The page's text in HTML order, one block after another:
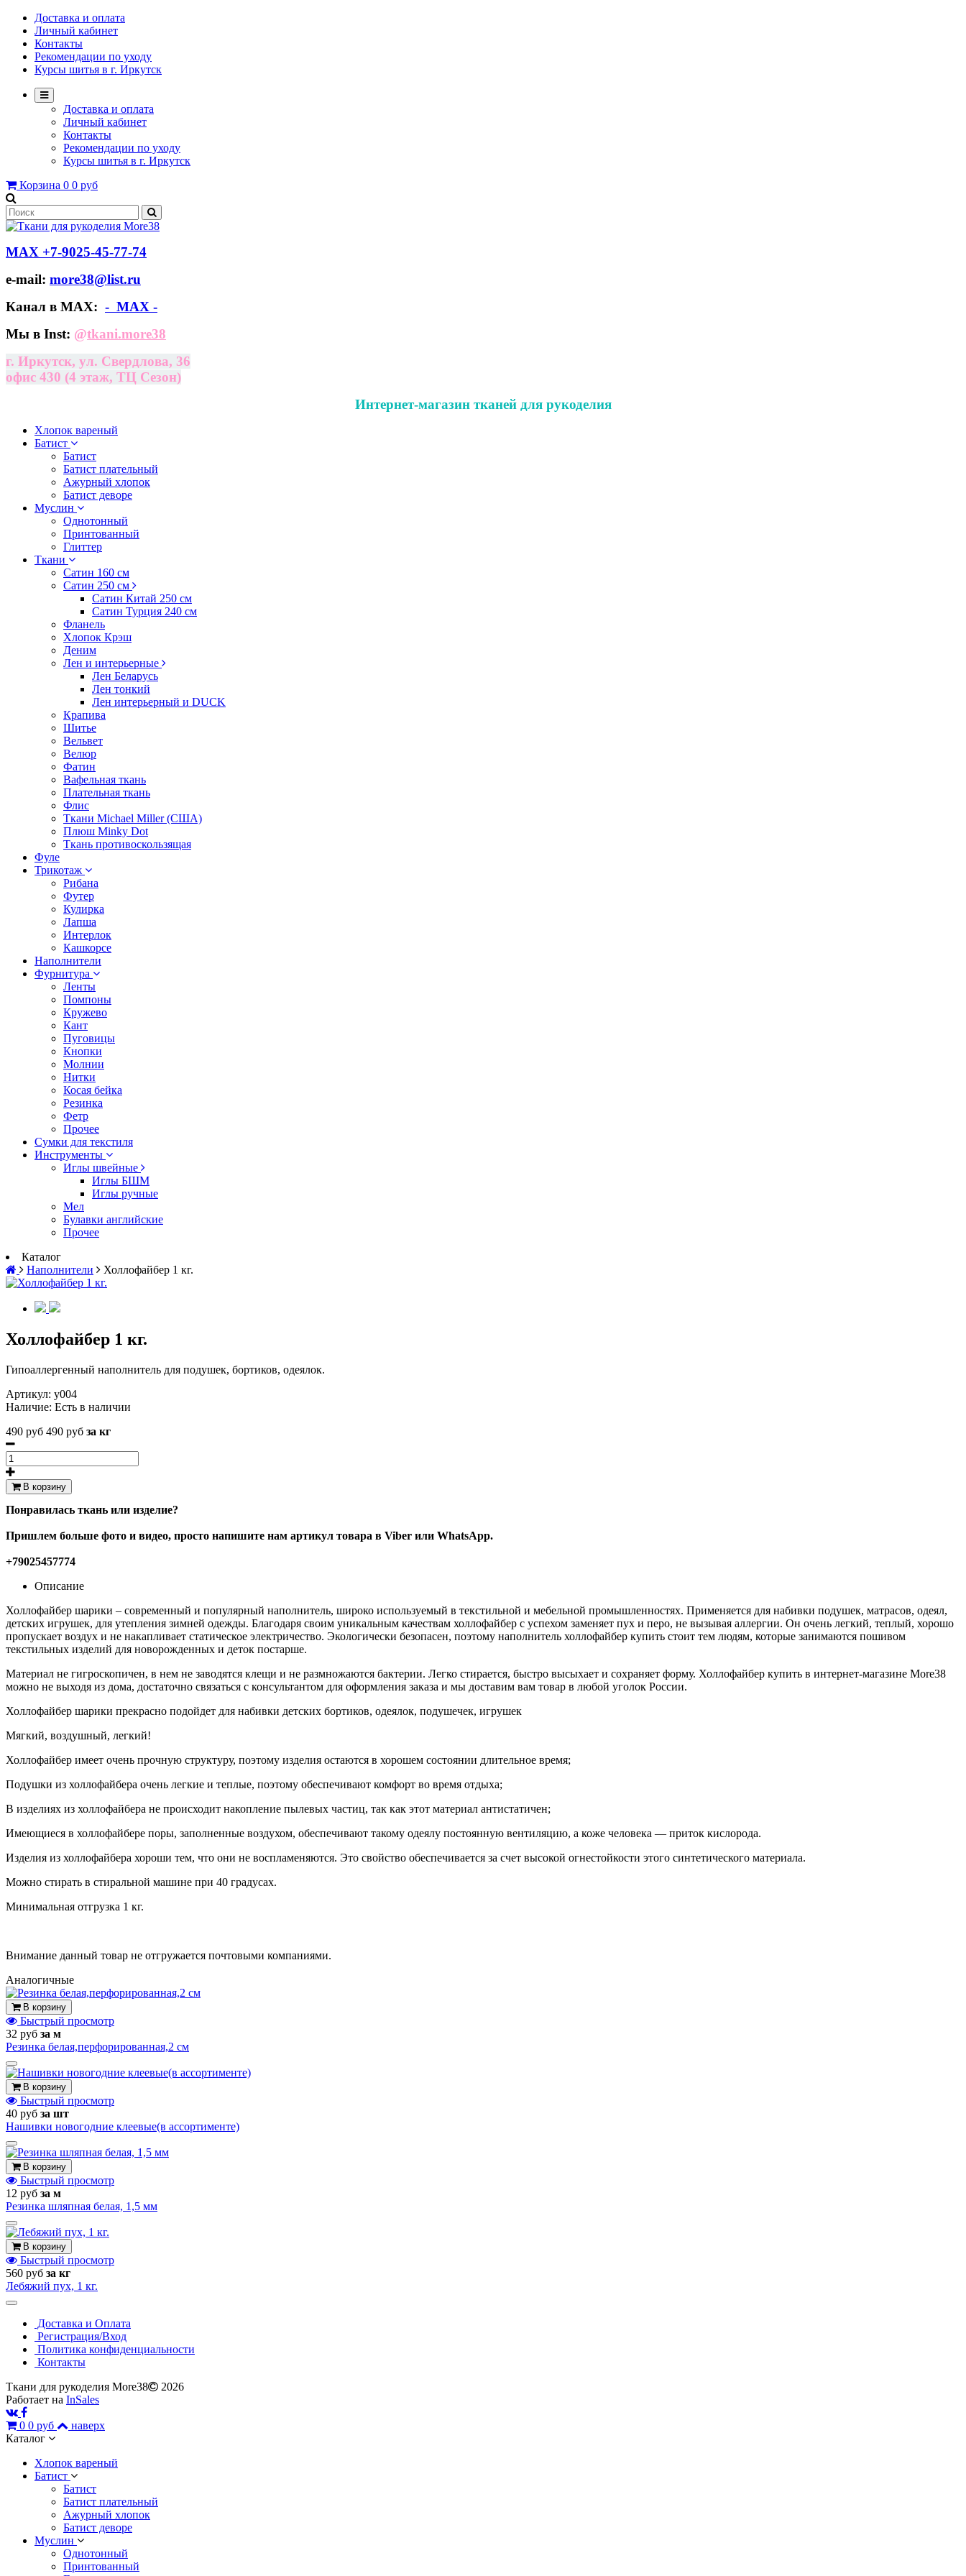
Доставка и оплата
Личный кабинет
Контакты
Рекомендации по уходу
Курсы шитья в г. Иркутск
Доставка и оплата
Личный кабинет
Контакты
Рекомендации по уходу
Курсы шитья в г. Иркутск
Корзина 0 0 руб
МАХ +7-9025-45-77-74
e-mail: more38@list.ru
Канал в МАХ: - МАХ -
Мы в Inst: @tkani.more38
г. Иркутск, ул. Свердлова, 36
офис 430 (4 этаж, ТЦ Сезон)
Интернет-магазин тканей для рукоделия
Хлопок вареный
Батист
Батист
Батист плательный
Ажурный хлопок
Батист деворе
Муслин
Однотонный
Принтованный
Глиттер
Ткани
Сатин 160 см
Сатин 250 см
Сатин Китай 250 см
Сатин Турция 240 см
Фланель
Хлопок Крэш
Деним
Лен и интерьерные
Лен Беларусь
Лен тонкий
Лен интерьерный и DUCK
Крапива
Шитье
Вельвет
Велюр
Фатин
Вафельная ткань
Плательная ткань
Флис
Ткани Michael Miller (США)
Плюш Minky Dot
Ткань противоскользящая
Фуле
Трикотаж
Рибана
Футер
Кулирка
Лапша
Интерлок
Кашкорсе
Наполнители
Фурнитура
Ленты
Помпоны
Кружево
Кант
Пуговицы
Кнопки
Молнии
Нитки
Косая бейка
Резинка
Фетр
Прочее
Сумки для текстиля
Инструменты
Иглы швейные
Иглы БШМ
Иглы ручные
Мел
Булавки английские
Прочее
Каталог
Наполнители
Холлофайбер 1 кг.
Холлофайбер 1 кг.
Гипоаллергенный наполнитель для подушек, бортиков, одеялок.
Артикул: у004
Наличие: Есть в наличии
490 руб 490 руб за кг
В корзину
Понравилась ткань или изделие?
Пришлем больше фото и видео, просто напишите нам артикул товара в Viber или WhatsApp.
+79025457774
Описание
Холлофайбер шарики – современный и популярный наполнитель, широко используемый в текстильной и мебельной промышленностях. Применяется для набивки подушек, матрасов, одеял,
детских игрушек, для утепления зимней одежды. Благодаря своим уникальным качествам холлофайбер с успехом заменяет пух и перо, не вызывая аллергии. Он очень легкий, теплый, хорошо
пропускает воздух и не накапливает статическое электричество. Экологически безопасен, поэтому наполнитель холлофайбер купить стоит тем людям, которые занимаются пошивом
текстильных изделий для новорожденных и деток постарше.
Материал не гигроскопичен, в нем не заводятся клещи и не размножаются бактерии. Легко стирается, быстро высыхает и сохраняет форму. Холлофайбер купить в интернет-магазине Мore38
можно не выходя из дома, достаточно связаться с консультантом для оформления заказа и мы доставим вам товар в любой уголок России.
Холлофайбер шарики прекрасно подойдет для набивки детских бортиков, одеялок, подушечек, игрушек
Мягкий, воздушный, легкий!
Холлофайбер имеет очень прочную структуру, поэтому изделия остаются в хорошем состоянии длительное время;
Подушки из холлофайбера очень легкие и теплые, поэтому обеспечивают комфорт во время отдыха;
В изделиях из холлофайбера не происходит накопление пылевых частиц, так как этот материал антистатичен;
Имеющиеся в холлофайбере поры, заполненные воздухом, обеспечивают такому одеялу постоянную вентиляцию, а коже человека — приток кислорода.
Изделия из холлофайбера хороши тем, что они не воспламеняются. Это свойство обеспечивается за счет высокой огнестойкости этого синтетического материала.
Можно стирать в стиральной машине при 40 градусах.
Минимальная отгрузка 1 кг.
Внимание данный товар не отгружается почтовыми компаниями.
Аналогичные
В корзину
Быстрый просмотр
32 руб за м
Резинка белая,перфорированная,2 см
В корзину
Быстрый просмотр
40 руб за шт
Нашивки новогодние клеевые(в ассортименте)
В корзину
Быстрый просмотр
12 руб за м
Резинка шляпная белая, 1,5 мм
В корзину
Быстрый просмотр
560 руб за кг
Лебяжий пух, 1 кг.
Доставка и Оплата
Регистрация/Вход
Политика конфиденциальности
Контакты
Ткани для рукоделия More38
2026
Работает на InSales
0 0 руб
наверх
Каталог
Хлопок вареный
Батист
Батист
Батист плательный
Ажурный хлопок
Батист деворе
Муслин
Однотонный
Принтованный